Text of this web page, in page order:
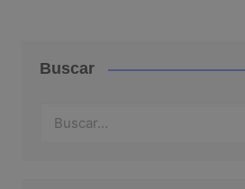
Buscar